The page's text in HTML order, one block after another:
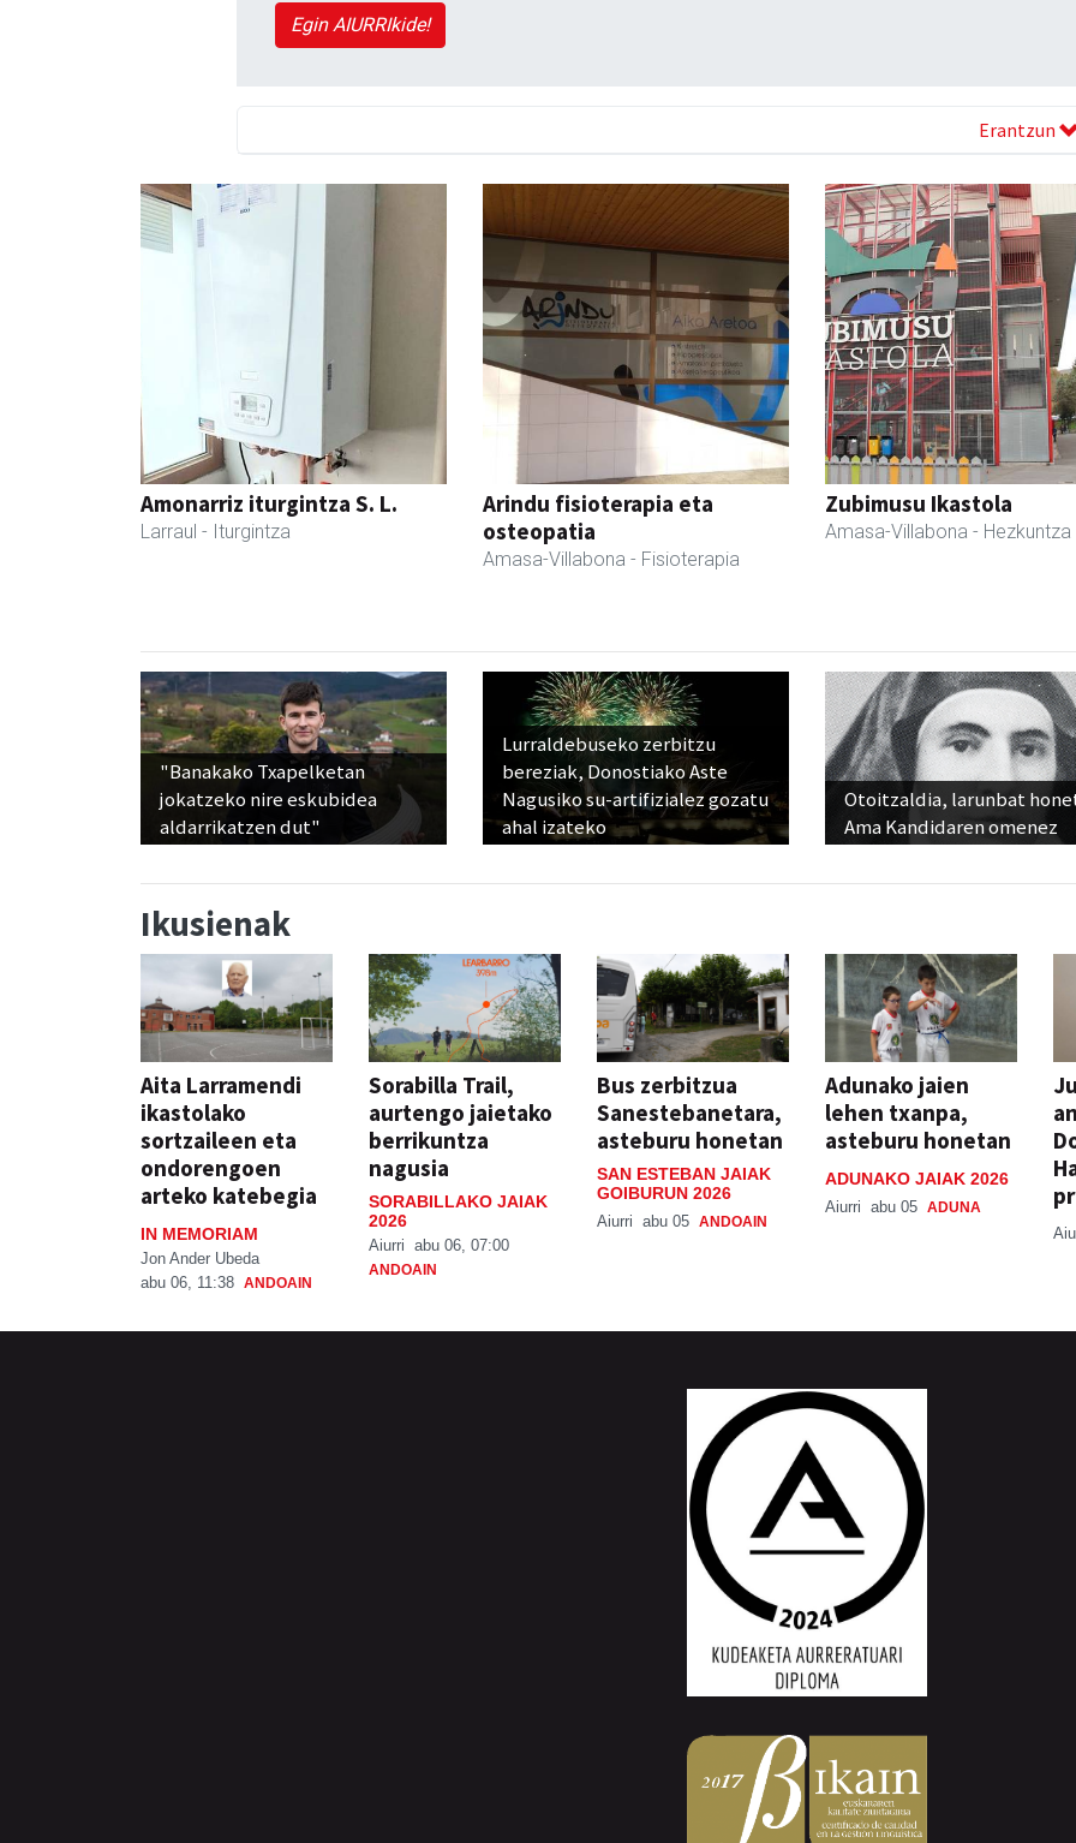
Egin AIURRIkide!
Erantzun
Amonarriz iturgintza S. L.
Larraul - Iturgintza
Arindu fisioterapia eta
osteopatia
Amasa-Villabona - Fisioterapia
Zubimusu Ikastola
Amasa-Villabona - Hezkuntza
"Banakako Txapelketan
jokatzeko nire eskubidea
aldarrikatzen dut"
Lurraldebuseko zerbitzu
bereziak, Donostiako Aste
Nagusiko su-artifizialez gozatu
ahal izateko
Otoitzaldia, larunbat
Ama Kandidaren omenez
Ikusienak
Aita Larramendi
ikastolako
sortzaileen eta
ondorengoen
arteko katebegia
IN MEMORIAM
Jon Ander Ubeda
abu 06, 11:38 ANDOAIN
Sorabilla Trail,
aurtengo jaietako
berrikuntza
nagusia
SORABILLAKO JAIAK
2026
Aiurri abu 06, 07:00
ANDOAIN
Bus zerbitzua
Sanestebanetara,
asteburu honetan
SAN ESTEBAN JAIAK
GOIBURUN 2026
Aiurri abu 05 ANDOAIN
Adunako jaien
lehen txanpa,
asteburu honetan
ADUNAKO JAIAK 2026
Aiurri abu 05 ADUNA